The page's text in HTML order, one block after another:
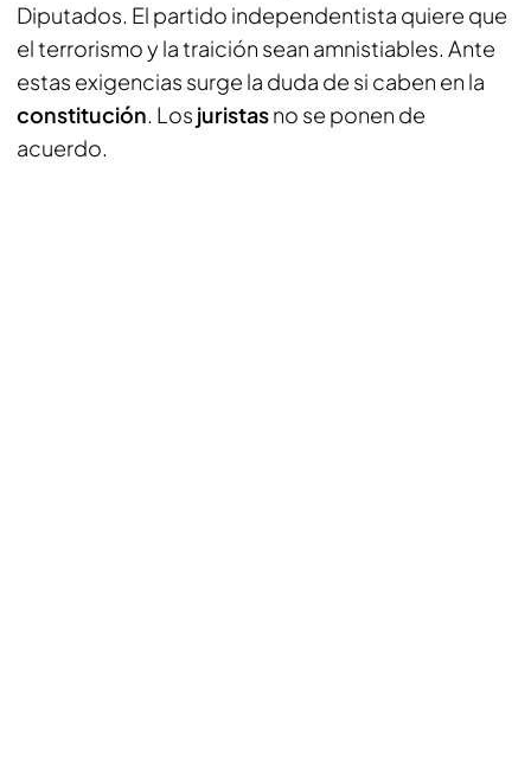
Diputados. El partido independentista quiere que
el terrorismo y la traición sean amnistiables. Ante
estas exigencias surge la duda de si caben en la
constitución. Los juristasno se ponen de
acuerdo.